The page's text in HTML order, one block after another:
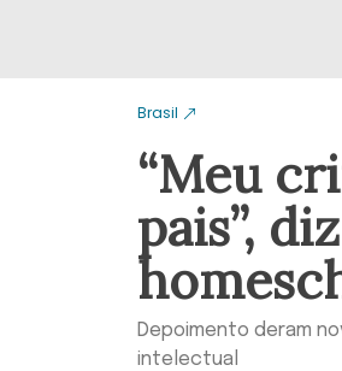
Brasil
“Meu
pais”,
Depoimento deram
intelectual